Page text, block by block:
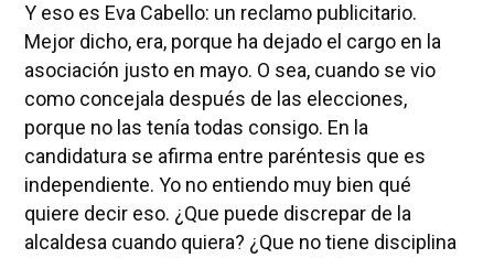
Y eso es Eva Cabello: un reclamo publicitario.
Mejor dicho, era, porque ha dejado el cargo en la
asociación justo en mayo. O sea, cuando se vio
como concejala después de las elecciones,
porque no las tenía todas consigo. En la
candidatura se afirma entre paréntesis que es
independiente. Yo no entiendo muy bien qué
quiere decir eso. ¿Que puede discrepar de la
alcaldesa cuando quiera? ¿Que no tiene disciplina